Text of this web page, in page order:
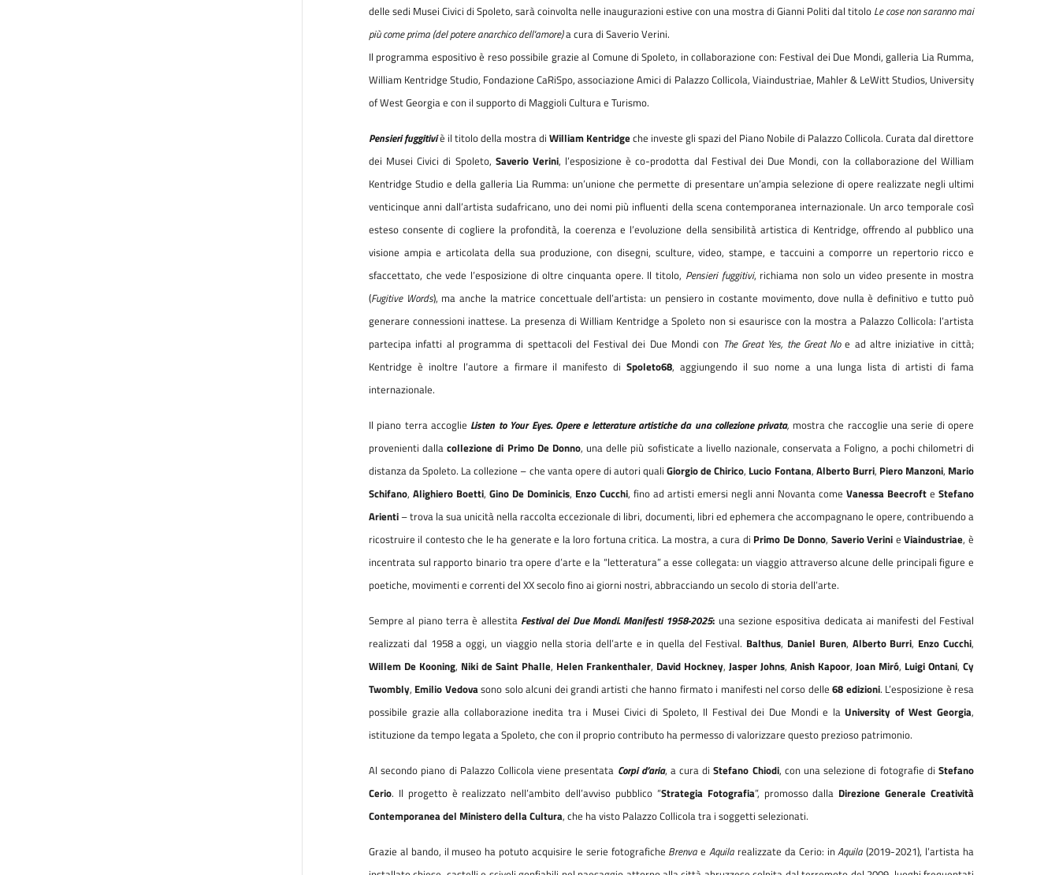
delle sedi Musei Civici di Spoleto, sarà coinvolta nelle inaugurazioni estive con una mostra di Gianni Politi dal titolo Le cose non saranno mai
più come prima (del potere anarchico dell'amore)a cura di Saverio Verini.
Il programma espositivo è reso possibile grazie al Comune di Spoleto, in collaborazione con: Festival dei Due Mondi, galleria Lia Rumma,
William Kentridge Studio, Fondazione CaRiSpo, associazione Amici di Palazzo Collicola, Viaindustriae, Mahler & LeWitt Studios, University
of West Georgia e con il supporto di Maggioli Cultura e Turismo.
Pensieri fuggitiviè il titolo della mostra di William Kentridgeche investe gli spazi del Piano Nobile di Palazzo Collicola. Curata dal direttore
dei Musei Civici di Spoleto, Saverio Verini, l’esposizione è co-prodotta dal Festival dei Due Mondi, con la collaborazione del William
Kentridge Studio e della galleria Lia Rumma: un’unione che permette di presentare un’ampia selezione di opere realizzate negli ultimi
venticinque anni dall’artista sudafricano, uno dei nomi più influenti della scena contemporanea internazionale. Un arco temporale così
esteso consente di cogliere la profondità, la coerenza e l’evoluzione della sensibilità artistica di Kentridge, offrendo al pubblico una
visione ampia e articolata della sua produzione, con disegni, sculture, video, stampe, e taccuini a comporre un repertorio ricco e
sfaccettato, che vede l’esposizione di oltre cinquanta opere. Il titolo, Pensieri fuggitivi, richiama non solo un video presente in mostra
(Fugitive Words), ma anche la matrice concettuale dell’artista: un pensiero in costante movimento, dove nulla è definitivo e tutto può
generare connessioni inattese. La presenza di William Kentridge a Spoleto non si esaurisce con la mostra a Palazzo Collicola: l’artista
partecipa infatti al programma di spettacoli del Festival dei Due Mondi con The Great Yes, the Great Noe ad altre iniziative in città;
Kentridge è inoltre l’autore a firmare il manifesto diSpoleto68, aggiungendo il suo nome a una lunga lista di artisti di fama
internazionale.
Il piano terra accoglie Listen to Your Eyes. Opere e letterature artistiche da una collezione privata, mostra che raccoglie una serie di opere
provenienti dallacollezione di Primo De Donno, una delle più sofisticate a livello nazionale, conservata a Foligno, a pochi chilometri di
distanza da Spoleto. La collezione – che vanta opere di autori qualiGiorgio de Chirico, Lucio Fontana, Alberto Burri, Piero Manzoni, Mario
Schifano, Alighiero Boetti, Gino De Dominicis, Enzo Cucchi, fino ad artisti emersi negli anni Novanta come Vanessa Beecrofte Stefano
Arienti– trova la sua unicità nella raccolta eccezionale di libri, documenti, libri ed ephemera che accompagnano le opere, contribuendo a
ricostruire il contesto che le ha generate e la loro fortuna critica. La mostra, a cura di Primo De Donno, Saverio Verini eViaindustriae, è
incentrata sul rapporto binario tra opere d’arte e la “letteratura” a esse collegata: un viaggio attraverso alcune delle principali figure e
poetiche, movimenti e correnti del XX secolo fino ai giorni nostri, abbracciando un secolo di storia dell’arte.
Sempre al piano terra è allestita Festival dei Due Mondi. Manifesti 1958-2025: una sezione espositiva dedicata ai manifesti del Festival
realizzati dal 1958 a oggi, un viaggio nella storia dell’arte e in quella del Festival. Balthus, Daniel Buren, Alberto Burri, Enzo Cucchi,
Willem De Kooning, Niki de Saint Phalle, Helen Frankenthaler, David Hockney, Jasper Johns, Anish Kapoor, Joan Miró, Luigi Ontani, Cy
Twombly, Emilio Vedovasono solo alcuni dei grandi artisti che hanno firmato i manifesti nel corso delle68 edizioni. L’esposizione è resa
possibile grazie alla collaborazione inedita tra i Musei Civici di Spoleto, Il Festival dei Due Mondi e laUniversity of West Georgia,
istituzione da tempo legata a Spoleto, che con il proprio contributo ha permesso di valorizzare questo prezioso patrimonio.
Al secondo piano di Palazzo Collicola viene presentata Corpi d’aria, a cura diStefano Chiodi, con una selezione di fotografie diStefano
Cerio. Il progetto è realizzato nell’ambito dell’avviso pubblico “Strategia Fotografia”, promosso dalla Direzione Generale Creatività
Contemporanea del Ministero della Cultura, che ha visto Palazzo Collicola tra i soggetti selezionati.
Grazie al bando, il museo ha potuto acquisire le serie fotografiche Brenva eAquila realizzate da Cerio: inAquila (2019-2021), l’artista ha